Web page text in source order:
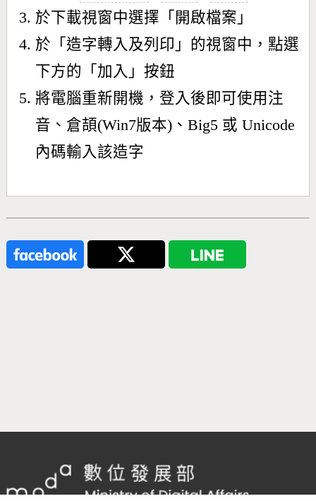
於下載視窗中選擇「開啟檔案」
於「造字轉入及列印」的視窗中，點選
下方的「加入」按鈕
將電腦重新開機，登入後即可使用注
音、倉頡(Win7版本)、Big5 或 Unicode
內碼輸入該造字